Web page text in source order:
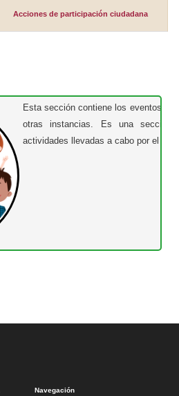
Acciones de participación ciudadana
Esta sección contiene los eventos
otras instancias. Es una sección
actividades llevadas a cabo por el
Navegación